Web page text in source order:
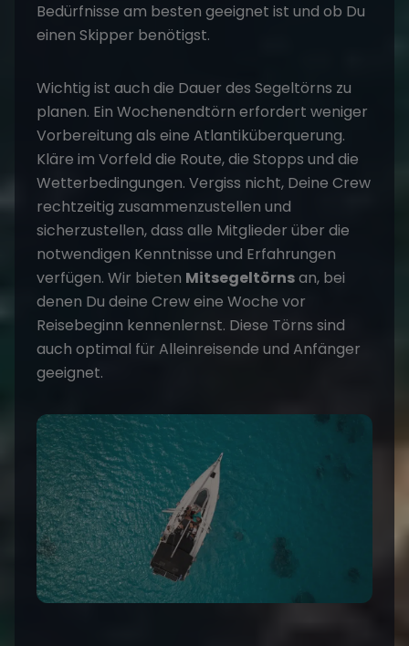
Bedürfnisse am besten geeignet ist und ob Du
einen Skipper benötigst.
Wichtig ist auch die Dauer des Segeltörns zu
planen. Ein Wochenendtörn erfordert weniger
Vorbereitung als eine Atlantiküberquerung.
Kläre im Vorfeld die Route, die Stopps und die
Wetterbedingungen. Vergiss nicht, Deine Crew
rechtzeitig zusammenzustellen und
sicherzustellen, dass alle Mitglieder über die
notwendigen Kenntnisse und Erfahrungen
verfügen. Wir bieten Mitsegeltörnsan, bei
denen Du deine Crew eine Woche vor
Reisebeginn kennenlernst. Diese Törns sind
auch optimal für Alleinreisende und Anfänger
geeignet.